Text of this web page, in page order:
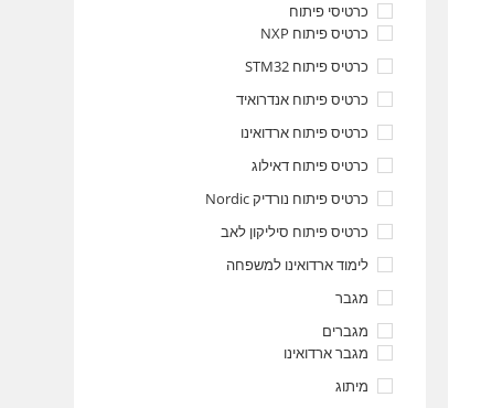
כרטיסי פיתוח
כרטיס פיתוח NXP
כרטיס פיתוח STM32
כרטיס פיתוח אנדרואיד
כרטיס פיתוח ארדואינו
כרטיס פיתוח דאילוג
כרטיס פיתוח נורדיק Nordic
כרטיס פיתוח סיליקון לאב
לימוד ארדואינו למשפחה
מגבר
מגברים
מגבר ארדואינו
מיתוג